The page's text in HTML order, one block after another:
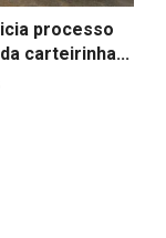
processo
carteirinha...